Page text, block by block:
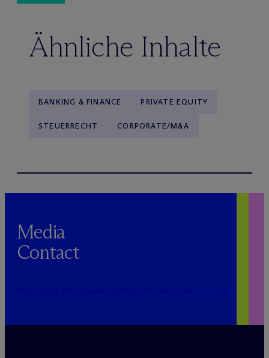
Ähnliche Inhalte
BANKING & FINANCE PRIVATE EQUITY
STEUERRECHT CORPORATE/M&A
Media
Contact